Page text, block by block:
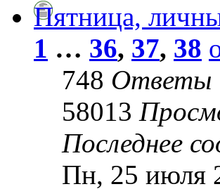
Пятница,
1 … 36, 37, 38
748 Ответы
58013
Последнее
Пн, 25 июля